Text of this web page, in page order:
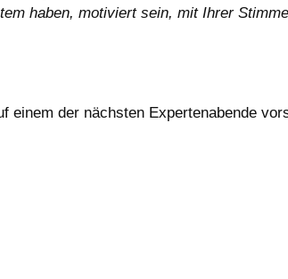
haben, motiviert sein, mit Ihrer
einem der nächsten Expertenabende